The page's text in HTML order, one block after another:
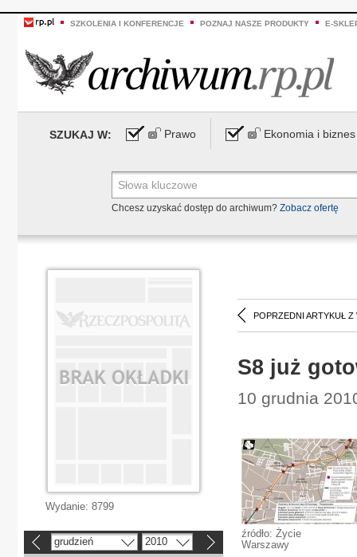
SZKOLENIA I KONFERENCJE POZNAJ NASZE PRODUKTY E-
SZUKAJ W: Prawo Ekonomia i biznes
Chcesz uzyskać dostęp do archiwum? Zobacz ofertę
POPRZEDNI ARTYKUŁ Z
S8 już
10 grudnia
źródło: Życie
Warszawy
Wydanie: 8799
grudzień 2010